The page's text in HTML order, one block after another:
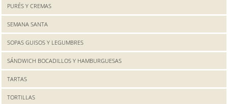
PURÉS Y CREMAS
SEMANA SANTA
SOPAS GUISOS Y LEGUMBRES
SÁNDWICH BOCADILLOS Y HAMBURGUESAS
TARTAS
TORTILLAS